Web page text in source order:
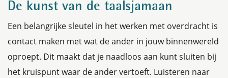
De kunst van de taalsjamaan
Een belangrijke sleutel in het werken met overdracht is
contact maken met wat de ander in jouw binnenwereld
oproept. Dit maakt dat je naadloos aan kunt sluiten bij
het kruispunt waar de ander vertoeft. Luisteren naar